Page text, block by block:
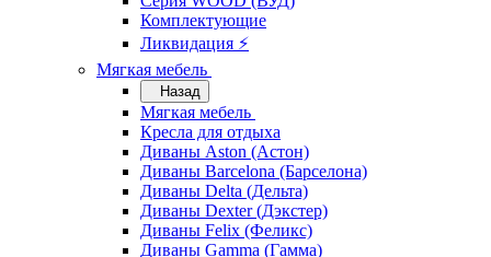
Комплектующие
Ликвидация ⚡
Мягкая мебель
Назад
Мягкая мебель
Кресла для отдыха
Диваны Aston (Астон)
Диваны Barcelona (Барселона)
Диваны Delta (Дельта)
Диваны Dexter (Дэкстер)
Диваны Felix (Феликс)
Диваны Gamma (Гамма)